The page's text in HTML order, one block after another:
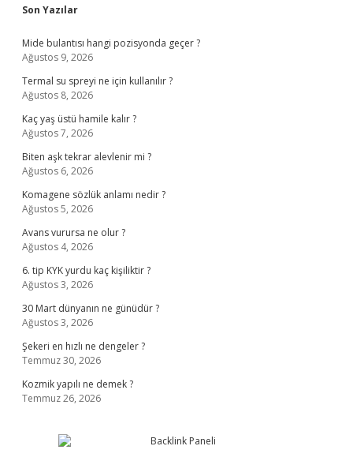
Sidebar
Son Yazılar
Mide bulantısı hangi pozisyonda geçer ?
Ağustos 9, 2026
Termal su spreyi ne için kullanılır ?
Ağustos 8, 2026
Kaç yaş üstü hamile kalır ?
Ağustos 7, 2026
Biten aşk tekrar alevlenir mi ?
Ağustos 6, 2026
Komagene sözlük anlamı nedir ?
Ağustos 5, 2026
Avans vurursa ne olur ?
Ağustos 4, 2026
6. tip KYK yurdu kaç kişiliktir ?
Ağustos 3, 2026
30 Mart dünyanın ne günüdür ?
Ağustos 3, 2026
Şekeri en hızlı ne dengeler ?
Temmuz 30, 2026
Kozmik yapılı ne demek ?
Temmuz 26, 2026